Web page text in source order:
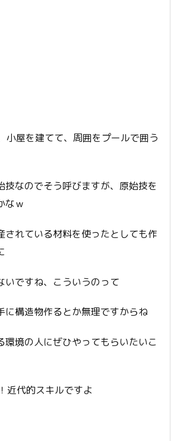
屋を建てて、周囲をプールで囲う
技なのでそう呼びますが、原始技を
なｗ
されている材料を使ったとしても作
いですね、こういうのって
に構造物作るとか無理ですからね
環境の人にぜひやってもらいたいこ
近代的スキルですよ